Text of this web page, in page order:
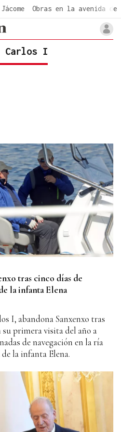
Obras en la avenida de
Carlos I
tras cinco días de
la infanta Elena
I, abandona Sanxenxo tras
su primera visita del año a
de navegación en la ría
la infanta Elena.